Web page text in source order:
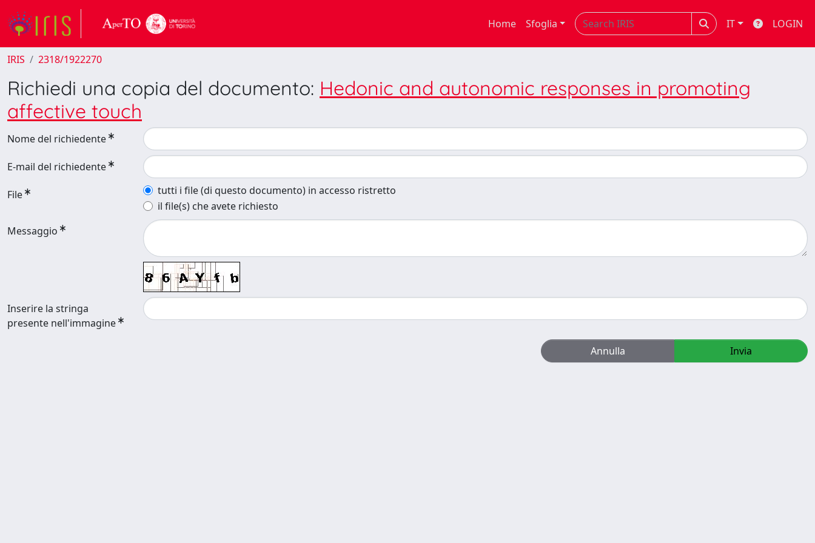
Home Sfoglia IT LOGIN
IRIS 2318/1922270
Richiedi una copia del documento: Hedonic and autonomic responses in promoting
affective touch
Nome del richiedente
E-mail del richiedente
File
tutti i file (di questo documento) in accesso ristretto
il file(s) che avete richiesto
Messaggio
Inserire la stringa
presente nell'immagine
Annulla Invia